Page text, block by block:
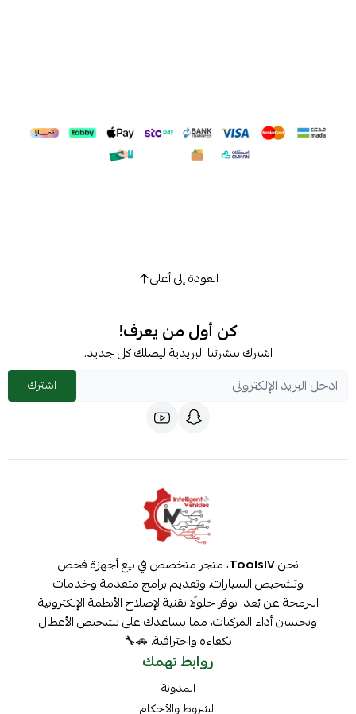
العودة إلى أعلى
كن أول من يعرف!
اشترك بنشرتنا البريدية ليصلك كل جديد.
اشترك
نحنToolsIV، متجر متخصص في بيع أجهزة فحص
وتشخيص السيارات، وتقديم برامج متقدمة وخدمات
البرمجة عن بُعد. نوفر حلولًا تقنية لإصلاح الأنظمة الإلكترونية
وتحسين أداء المركبات، مما يساعدك على تشخيص الأعطال
بكفاءة واحترافية. 🚗🔧
روابط تهمك
المدونة
الشروط والأحكام